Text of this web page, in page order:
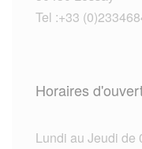
Tel :+33
Horaires
Lundi au Jeudi de